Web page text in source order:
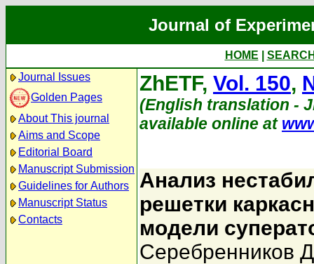
Journal of
HOME
Journal Issues
Golden Pages
About This journal
Aims and Scope
Editorial Board
Manuscript Submission
Guidelines for Authors
Manuscript Status
Contacts
ZhETF, Vol. 150,
(English translation -
available online at
Анализ
решетки
модели
Серебренников